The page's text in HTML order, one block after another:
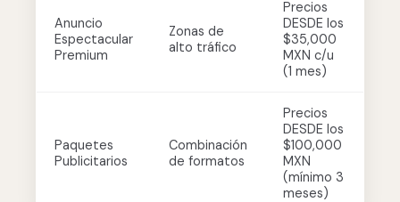
Anuncio
Espectacular
Premium
Zonas de
alto tráfico
Precios
DESDE los
$35,000
MXN c/u
(1 mes)
Paquetes
Publicitarios
Combinación
de formatos
Precios
DESDE los
$100,000
MXN
(mínimo 3
meses)